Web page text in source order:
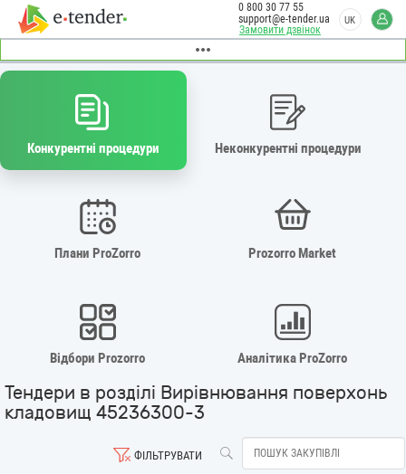
Замовити дзвінок
0 800 30 77 55
support@e-tender.ua
UK
Конкурентні процедури Неконкурентні процедури
Плани ProZorro Prozorro Market
Відбори Prozorro Аналітика ProZorro
Тендери в розділі Вирівнювання поверхонь
кладовищ 45236300-3
ФІЛЬТРУВАТИ